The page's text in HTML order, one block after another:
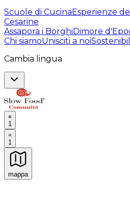
Scuole di CucinaEsperienze
Cesarine
Assapora i BorghiDimore
Chi siamoUnisciti a noi
Cambia lingua
1
1
mappa
Esperienze culinarie